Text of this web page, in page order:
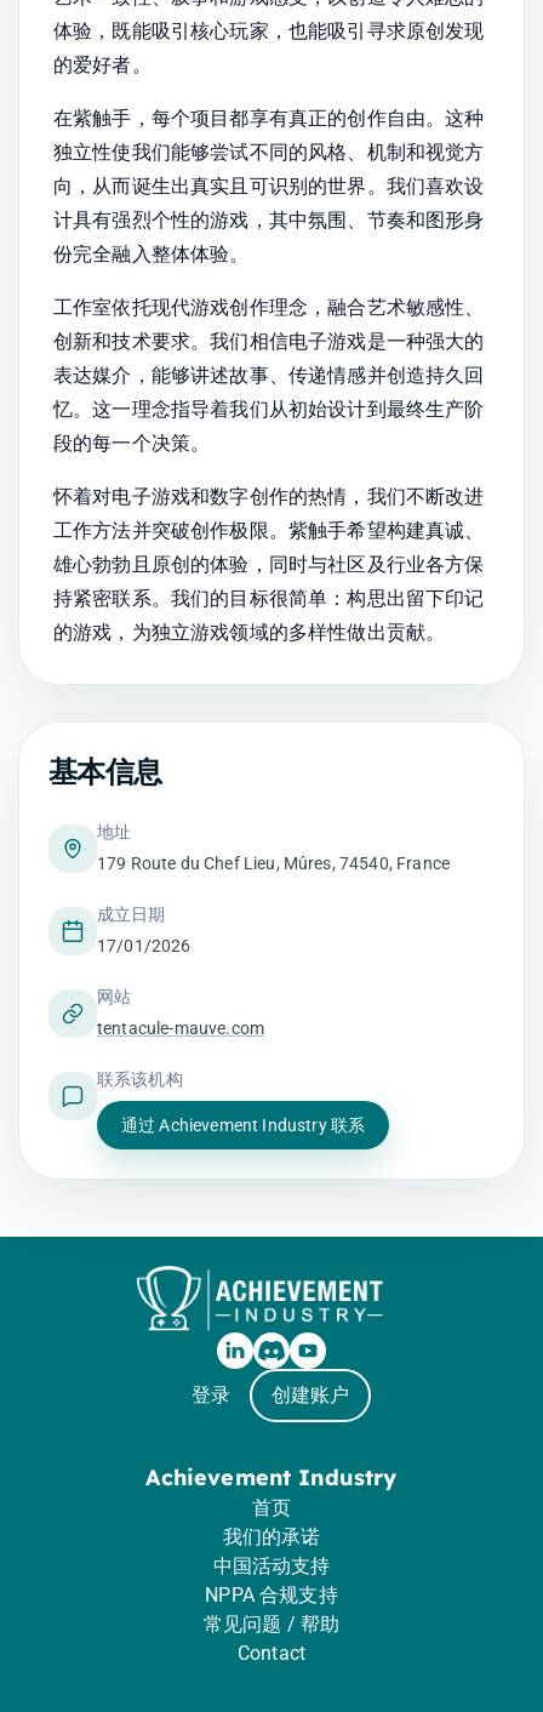
体验，既能吸引核心玩家，也能吸引寻求原创发现
的爱好者。
在紫触手，每个项目都享有真正的创作自由。这种
独立性使我们能够尝试不同的风格、机制和视觉方
向，从而诞生出真实且可识别的世界。我们喜欢设
计具有强烈个性的游戏，其中氛围、节奏和图形身
份完全融入整体体验。
工作室依托现代游戏创作理念，融合艺术敏感性、
创新和技术要求。我们相信电子游戏是一种强大的
表达媒介，能够讲述故事、传递情感并创造持久回
忆。这一理念指导着我们从初始设计到最终生产阶
段的每一个决策。
怀着对电子游戏和数字创作的热情，我们不断改进
工作方法并突破创作极限。紫触手希望构建真诚、
雄心勃勃且原创的体验，同时与社区及行业各方保
持紧密联系。我们的目标很简单：构思出留下印记
的游戏，为独立游戏领域的多样性做出贡献。
基本信息
地址
179 Route du Chef Lieu, Mûres, 74540, France
成立日期
17/01/2026
网站
tentacule-mauve.com
联系该机构
通过 Achievement Industry 联系
登录 创建账户
Achievement Industry
首页
我们的承诺
中国活动支持
NPPA 合规支持
常见问题 / 帮助
Contact